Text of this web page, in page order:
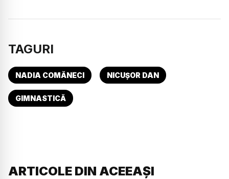
TAGURI
NADIA COMĂNECI NICUȘOR DAN
GIMNASTICĂ
ARTICOLE DIN ACEEAȘI